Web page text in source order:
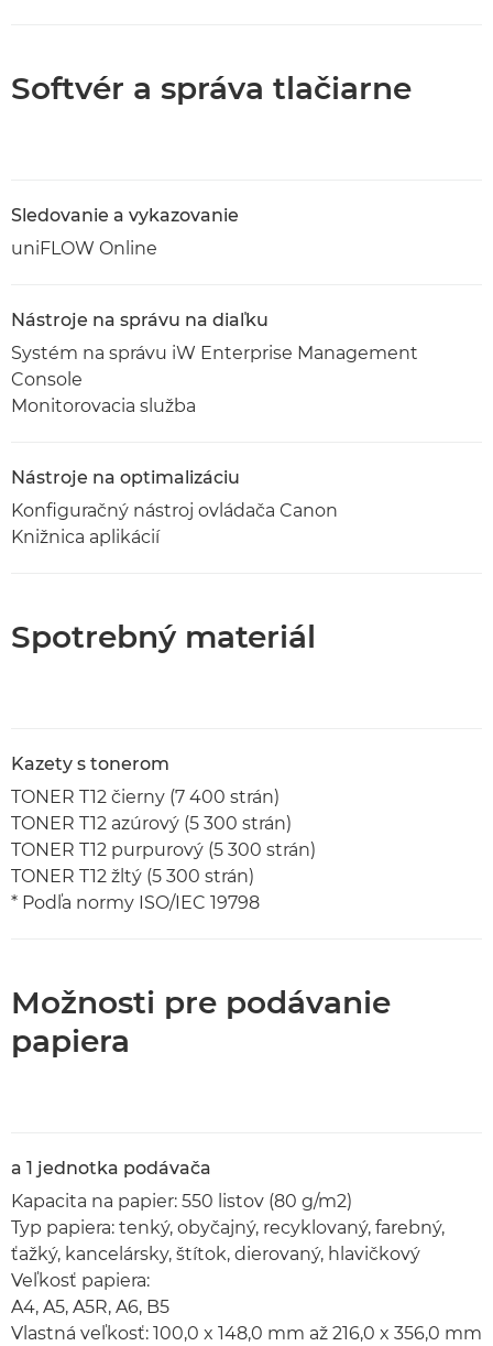
Softvér a správa tlačiarne
Sledovanie a vykazovanie
uniFLOW Online
Nástroje na správu na diaľku
Systém na správu iW Enterprise Management
Console
Monitorovacia služba
Nástroje na optimalizáciu
Konfiguračný nástroj ovládača Canon
Knižnica aplikácií
Spotrebný materiál
Kazety s tonerom
TONER T12 čierny (7 400 strán)
TONER T12 azúrový (5 300 strán)
TONER T12 purpurový (5 300 strán)
TONER T12 žltý (5 300 strán)
* Podľa normy ISO/IEC 19798
Možnosti pre podávanie
papiera
a 1 jednotka podávača
Kapacita na papier: 550 listov (80 g/m2)
Typ papiera: tenký, obyčajný, recyklovaný, farebný,
ťažký, kancelársky, štítok, dierovaný, hlavičkový
Veľkosť papiera:
A4, A5, A5R, A6, B5
Vlastná veľkosť: 100,0 x 148,0 mm až 216,0 x 356,0 mm